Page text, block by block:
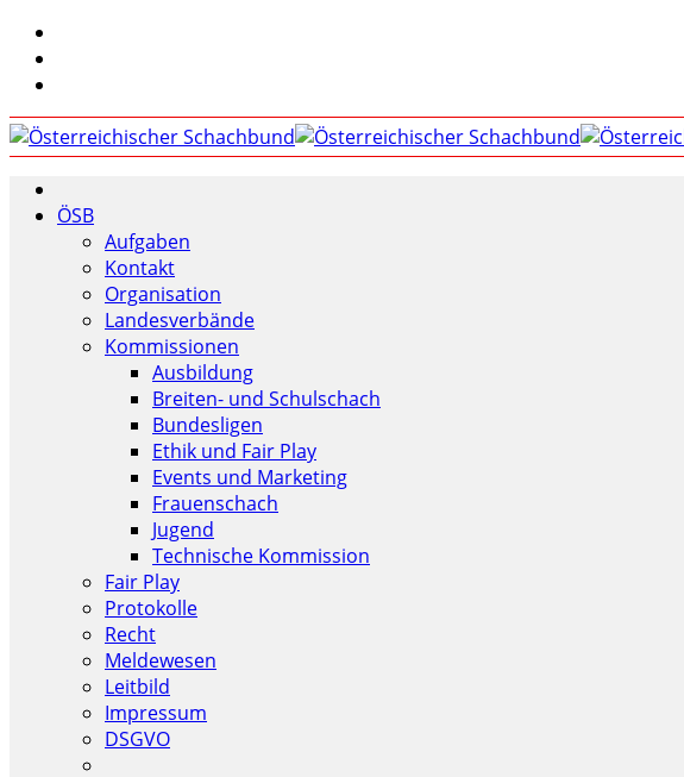
ÖSB
Aufgaben
Kontakt
Organisation
Landesverbände
Kommissionen
Ausbildung
Breiten- und Schulschach
Bundesligen
Ethik und Fair Play
Events und Marketing
Frauenschach
Jugend
Technische Kommission
Fair Play
Protokolle
Recht
Meldewesen
Leitbild
Impressum
DSGVO